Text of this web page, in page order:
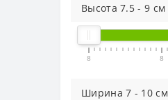
Высота7.5 - 9 см
8 8
Ширина7 - 10см